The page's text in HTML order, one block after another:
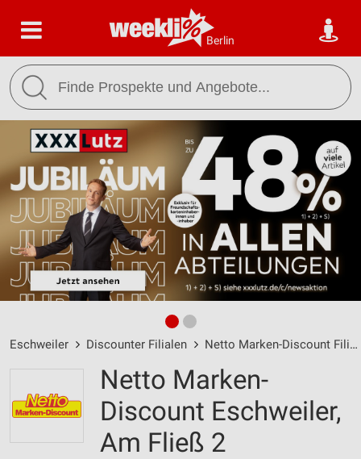
Berlin
Eschweiler Discounter Filialen Netto Marken-Discount Filialen
Netto Marken-
Discount Eschweiler,
Am Fließ 2